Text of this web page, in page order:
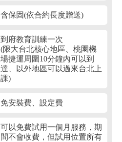
含保固(依合約長度贈送)
到府教育訓練一次
(限大台北核心地區、桃園機
場捷運周圍10分鐘內可以到
達、以外地區可以過來台北上
課)
免安裝費、設定費
可以免費試用一個月服務，期
間不會收費，但試用位置所有